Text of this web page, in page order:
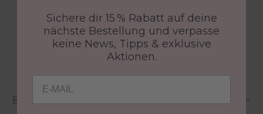
Versandfertig in 24-48h
Jetzt shoppen - bezahlen in 30 Tagen
Beschreibung
Sichere dir 15 % Rabatt auf deine
nächste Bestellung und verpasse
keine News, Tipps & exklusive
Aktionen.
Email